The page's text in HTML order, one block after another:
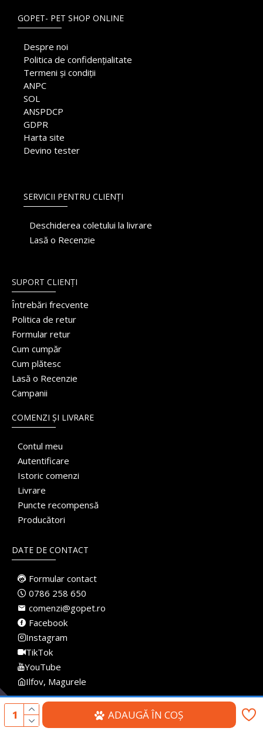
ADAUGĂ ÎN COŞ
GOPET- PET SHOP ONLINE
Despre noi
Politica de confidențialitate
Termeni și condiții
ANPC
SOL
ANSPDCP
GDPR
Harta site
Devino tester
SERVICII PENTRU CLIENȚI
Deschiderea coletului la livrare
Lasă o Recenzie
SUPORT CLIENȚI
Întrebări frecvente
Politica de retur
Formular retur
Cum cumpăr
Cum plătesc
Lasă o Recenzie
Campanii
COMENZI ȘI LIVRARE
Contul meu
Autentificare
Istoric comenzi
Livrare
Puncte recompensă
Producători
DATE DE CONTACT
Formular contact
0786 258 650
comenzi@gopet.ro
Facebook
Instagram
TikTok
YouTube
Ilfov, Magurele
Made with in Romania · Pet Shop Online · Toate drepturile rezervate